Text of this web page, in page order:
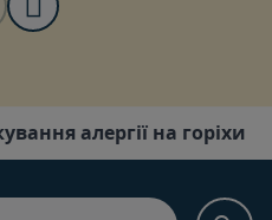
алергiї на горiхи